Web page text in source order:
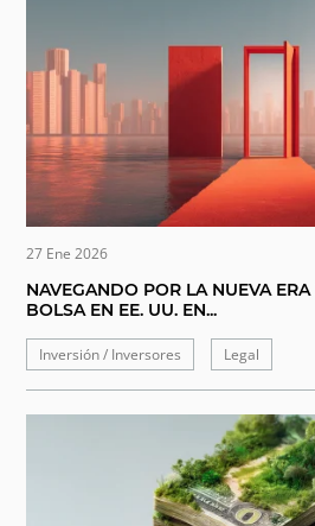
27 Ene 2026
NAVEGANDO POR LA NUEVA
BOLSA EN EE. UU. EN...
Inversión / Inversores Legal